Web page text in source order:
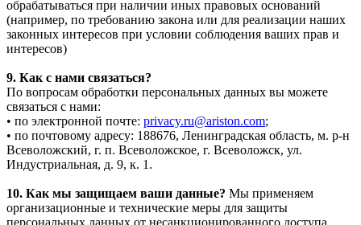
обрабатываться при наличии иных правовых оснований
(например, по требованию закона или для реализации наших
законных интересов при условии соблюдения ваших прав и
интересов)
9. Как с нами связаться?
По вопросам обработки персональных данных вы можете
связаться с нами:
• по электронной почте: privacy.ru@ariston.com;
• по почтовому адресу: 188676, Ленинградская область, м. р-н
Всеволожский, г. п. Всеволожское, г. Всеволожск, ул.
Индустриальная, д. 9, к. 1.
10. Как мы защищаем ваши данные? Мы применяем
организационные и технические меры для защиты
персональных данных от несанкционированного доступа,